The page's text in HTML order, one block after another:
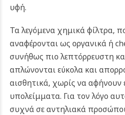
υφή.
Τα λεγόμενα χημικά φίλτρα,
αναφέρονται ως οργανικά ή
συνήθως πιο λεπτόρρευστη
απλώνονται εύκολα και
αισθητικά, χωρίς να αφήνουν
υπολείμματα. Για τον λόγο
συχνά σε αντηλιακά